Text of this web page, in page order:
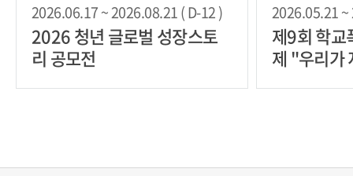
2026.06.17 ~ 2026.08.21 ( D-12 )
2026 청년 글로벌 성장스토
리 공모전
2026.05.21 ~
제9회 학교
제 "우리가